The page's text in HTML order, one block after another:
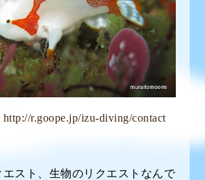
http://r.goope.jp/izu-diving/contact
エスト、生物のリクエストなんで